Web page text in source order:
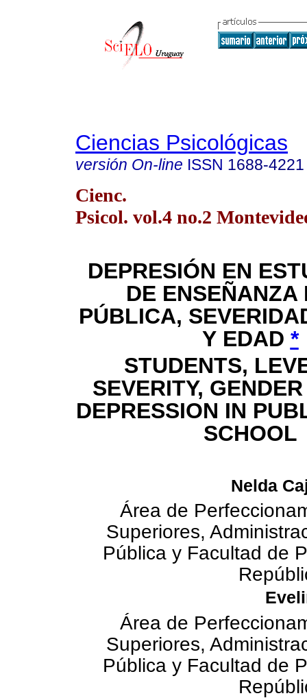
Ciencias Psicológicas
versión On-line ISSN 1688-4221
Cienc.
Psicol. vol.4 no.2
DEPRESIÓN EN
DE ENSEÑANZA
PÚBLICA,
Y EDAD *
STUDENTS,
SEVERITY,
DEPRESSION IN
SCHOOL
Nelda
Área de
Superiores,
Pública y Facultad de
Área de
Superiores,
Pública y Facultad de